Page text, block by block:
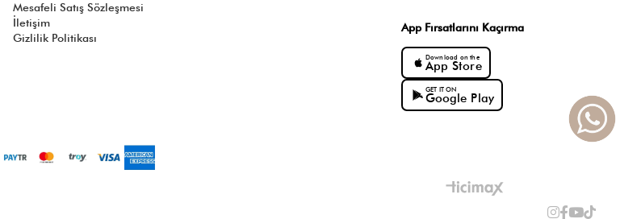
Mesafeli Satış Sözleşmesi
İletişim
Gizlilik Politikası
App Fırsatlarını Kaçırma
Download on the
App Store
GET IT ON
Google Play